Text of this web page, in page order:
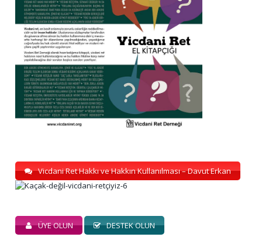
Vicdani Ret Hakkı ve Hakkın Kullanılması – Davut Erkan
ÜYE OLUN DESTEK OLUN